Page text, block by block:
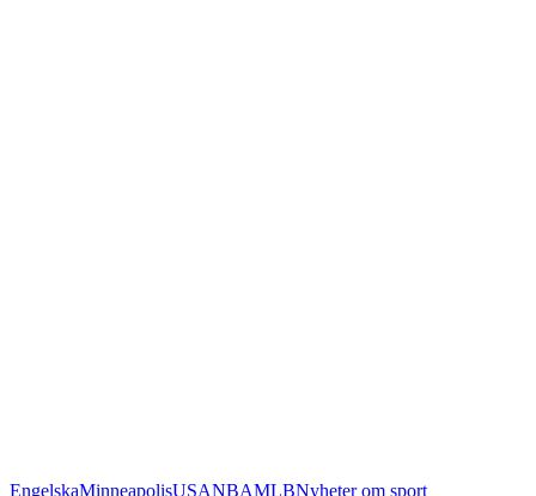
EngelskaMinneapolisUSANBAMLBNyheter om sport